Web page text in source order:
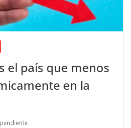
el país que menos
en la